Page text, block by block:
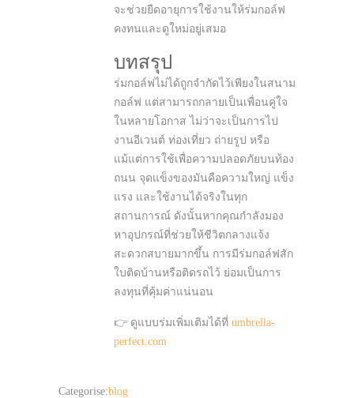
จะช่วยยืดอายุการใช้งานให้ร่มกอล์ฟ
คงทนและดูใหม่อยู่เสมอ
บทสรุป
ร่มกอล์ฟไม่ได้ถูกจำกัดไว้เพียงในสนาม
กอล์ฟ แต่สามารถกลายเป็นเพื่อนคู่ใจ
ในหลายโอกาส ไม่ว่าจะเป็นการไป
งานอีเวนต์ ท่องเที่ยว ถ่ายรูป หรือ
แม้แต่การใช้เพื่อความปลอดภัยบนท้อง
ถนน จุดแข็งของมันคือความใหญ่ แข็ง
แรง และใช้งานได้จริงในทุก
สถานการณ์ ดังนั้นหากคุณกำลังมอง
หาอุปกรณ์ที่ช่วยให้ชีวิตกลางแจ้ง
สะดวกสบายมากขึ้น การมีร่มกอล์ฟสัก
ใบติดบ้านหรือติดรถไว้ ย่อมเป็นการ
ลงทุนที่คุ้มค่าแน่นอน
👉 ดูแบบร่มเพิ่มเติมได้ที่ umbrella-
perfect.com
Categorise:blog